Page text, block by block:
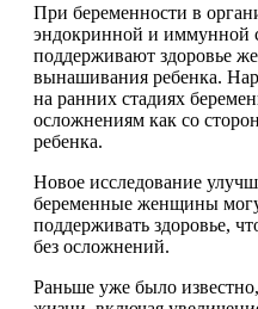
При беременности в
эндокринной и иммунной
поддерживают здоровье
вынашивания ребенка.
на ранних стадиях
осложнениям как со
ребенка.
Новое исследование
беременные женщины
поддерживать здоровье,
без осложнений.
Раньше уже было